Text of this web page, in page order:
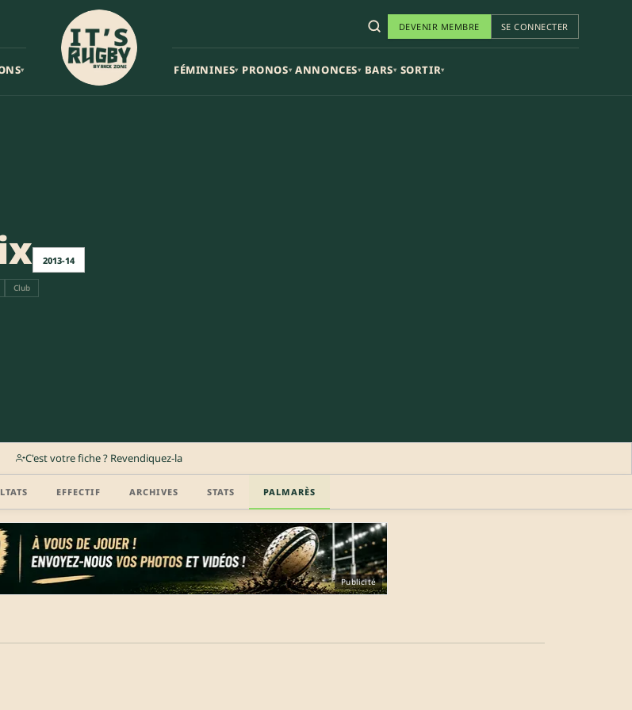
▾
DEVENIR MEMBRE SE CONNECTER
FÉMININES▾ PRONOS▾ ANNONCES▾ BARS▾ SORTIR▾
2013-14
Club
C'est votre fiche ? Revendiquez-la
EFFECTIF ARCHIVES STATS PALMARÈS
Publicité